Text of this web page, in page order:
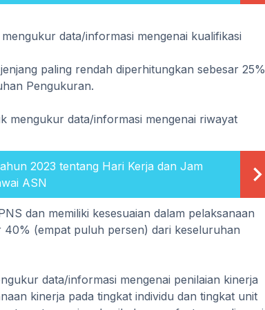
data/informasi mengenai kualifikasi
paling rendah diperhitungkan sebesar 25%
Pengukuran.
mengukur data/informasi mengenai riwayat
2023 tentang Hari Kerja dan Jam
ASN
dan memiliki kesesuaian dalam pelaksanaan
40% (empat puluh persen) dari keseluruhan
data/informasi mengenai penilaian kinerja
kinerja pada tingkat individu dan tingkat unit